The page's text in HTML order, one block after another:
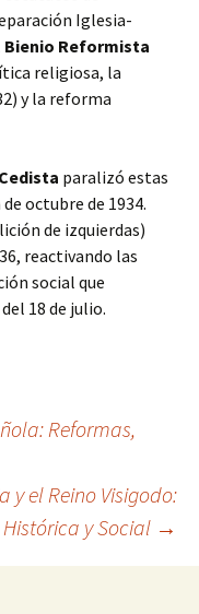
Iglesia-
Bienio Reformista
religiosa, la
y la reforma
paralizó estas
octubre de 1934.
de izquierdas)
reactivando las
social que
18 de julio.
Reformas,
y el Reino Visigodo:
y Social →